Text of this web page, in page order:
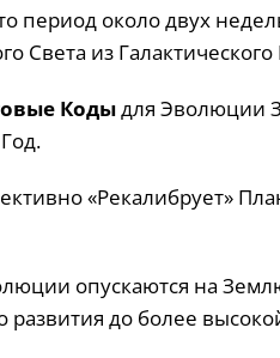
период около двух
Света из
Кодыдля Эволюции
«Рекалибрует»
опускаются на
до более